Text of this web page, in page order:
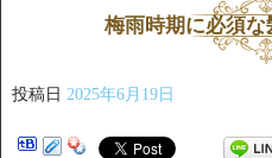
梅雨時期に必須
投稿日 2025年6月19日